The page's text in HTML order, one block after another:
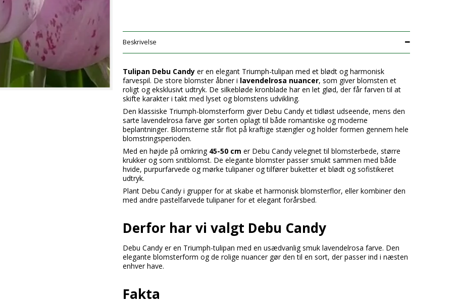
Beskrivelse
Tulipan Debu Candy er en elegant Triumph-tulipan med et blødt og harmonisk
farvespil. De store blomster åbner i lavendelrosa nuancer, som giver blomsten et
roligt og eksklusivt udtryk. De silkebløde kronblade har en let glød, der får farven til at
skifte karakter i takt med lyset og blomstens udvikling.
Den klassiske Triumph-blomsterform giver Debu Candy et tidløst udseende, mens den
sarte lavendelrosa farve gør sorten oplagt til både romantiske og moderne
beplantninger. Blomsterne står flot på kraftige stængler og holder formen gennem hele
blomstringsperioden.
Med en højde på omkring 45-50 cm er Debu Candy velegnet til blomsterbede, større
krukker og som snitblomst. De elegante blomster passer smukt sammen med både
hvide, purpurfarvede og mørke tulipaner og tilfører buketter et blødt og sofistikeret
udtryk.
Plant Debu Candy i grupper for at skabe et harmonisk blomsterflor, eller kombiner den
med andre pastelfarvede tulipaner for et elegant forårsbed.
Derfor har vi valgt Debu Candy
Debu Candy er en Triumph-tulipan med en usædvanlig smuk lavendelrosa farve. Den
elegante blomsterform og de rolige nuancer gør den til en sort, der passer ind i næsten
enhver have.
Fakta